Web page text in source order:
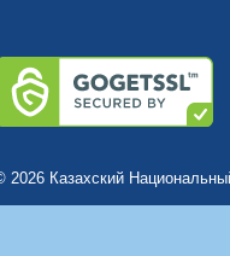
2026 Казахский